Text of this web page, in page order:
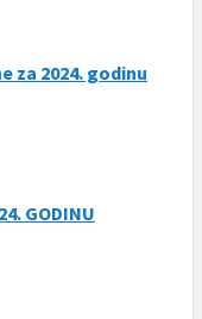
za 2024. godinu
GODINU